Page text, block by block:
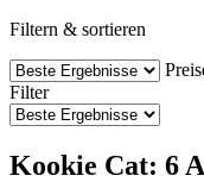
Filtern & sortieren
Filter
Kookie Cat: 6